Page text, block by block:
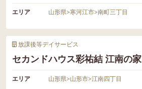
エリア 山形県>寒河江市>南町三丁目
放課後等デイサービス
セカンドハウス彩祐結 江南の家
エリア 山形県>山形市>江南四丁目